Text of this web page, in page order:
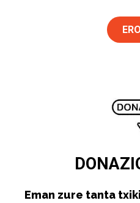
Eman zure tanta